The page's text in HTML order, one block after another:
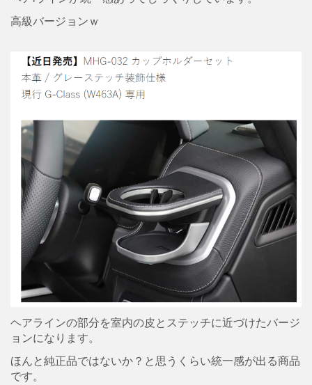
高級バージョンｗ
ヘアラインの部分を室内の皮とステッチに近づけたバージ
ョンになります。
ほんと純正品ではないか？と思うくらい統一感が出る商品
です。